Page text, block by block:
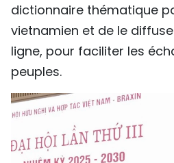
dictionnaire thématique
vietnamien et de le
ligne, pour faciliter les
peuples.